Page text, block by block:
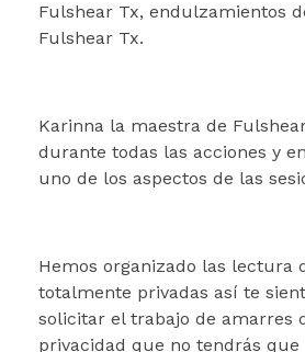
Fulshear Tx, endulzamientos
Fulshear Tx.
Karinna la maestra de
durante todas las acciones y
uno de los aspectos de las
Hemos organizado las lectura
totalmente privadas así te
solicitar el trabajo de amarres
privacidad que no tendrás